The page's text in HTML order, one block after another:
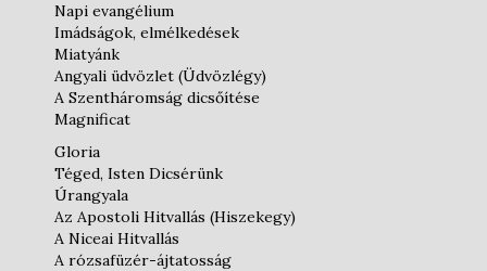
Napi evangélium
Imádságok, elmélkedések
Miatyánk
Angyali üdvözlet (Üdvözlégy)
A Szentháromság dicsőítése
Magnificat
Gloria
Téged, Isten Dicsérünk
Úrangyala
Az Apostoli Hitvallás (Hiszekegy)
A Niceai Hitvallás
A rózsafüzér-ájtatosság